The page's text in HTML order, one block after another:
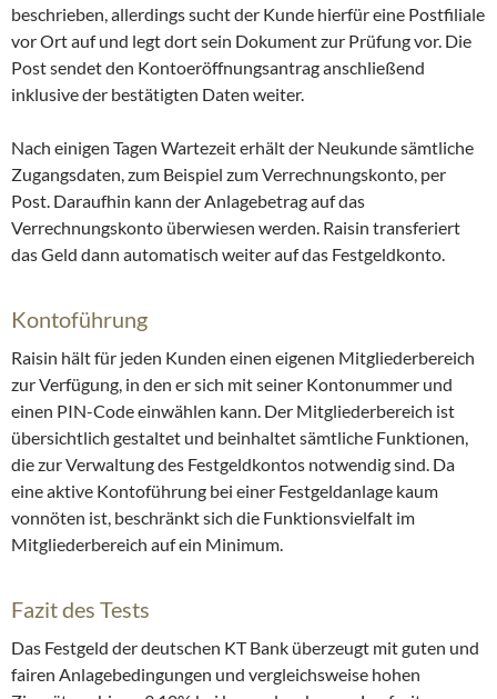
beschrieben, allerdings sucht der Kunde hierfür eine Postfiliale
vor Ort auf und legt dort sein Dokument zur Prüfung vor. Die
Post sendet den Kontoeröffnungsantrag anschließend
inklusive der bestätigten Daten weiter.
Nach einigen Tagen Wartezeit erhält der Neukunde sämtliche
Zugangsdaten, zum Beispiel zum Verrechnungskonto, per
Post. Daraufhin kann der Anlagebetrag auf das
Verrechnungskonto überwiesen werden. Raisin transferiert
das Geld dann automatisch weiter auf das Festgeldkonto.
Kontoführung
Raisin hält für jeden Kunden einen eigenen Mitgliederbereich
zur Verfügung, in den er sich mit seiner Kontonummer und
einen PIN-Code einwählen kann. Der Mitgliederbereich ist
übersichtlich gestaltet und beinhaltet sämtliche Funktionen,
die zur Verwaltung des Festgeldkontos notwendig sind. Da
eine aktive Kontoführung bei einer Festgeldanlage kaum
vonnöten ist, beschränkt sich die Funktionsvielfalt im
Mitgliederbereich auf ein Minimum.
Fazit des Tests
Das Festgeld der deutschen KT Bank überzeugt mit guten und
fairen Anlagebedingungen und vergleichsweise hohen